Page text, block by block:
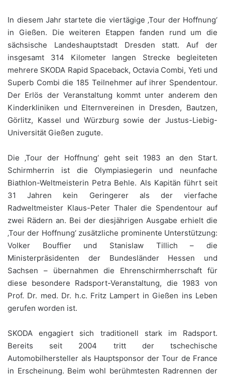
In diesem Jahr startete die viertägige ‚Tour der Hoffnung‘
in Gießen. Die weiteren Etappen fanden rund um die
sächsische Landeshauptstadt Dresden statt. Auf der
insgesamt 314 Kilometer langen Strecke begleiteten
mehrere SKODA Rapid Spaceback, Octavia Combi, Yeti und
Superb Combi die 185 Teilnehmer auf ihrer Spendentour.
Der Erlös der Veranstaltung kommt unter anderem den
Kinderkliniken und Elternvereinen in Dresden, Bautzen,
Görlitz, Kassel und Würzburg sowie der Justus-Liebig-
Universität Gießen zugute.
Die ‚Tour der Hoffnung‘ geht seit 1983 an den Start.
Schirmherrin ist die Olympiasiegerin und neunfache
Biathlon-Weltmeisterin Petra Behle. Als Kapitän führt seit
31 Jahren kein Geringerer als der vierfache
Radweltmeister Klaus-Peter Thaler die Spendentour auf
zwei Rädern an. Bei der diesjährigen Ausgabe erhielt die
‚Tour der Hoffnung‘ zusätzliche prominente Unterstützung:
Volker Bouffier und Stanislaw Tillich – die
Ministerpräsidenten der Bundesländer Hessen und
Sachsen – übernahmen die Ehrenschirmherrschaft für
diese besondere Radsport-Veranstaltung, die 1983 von
Prof. Dr. med. Dr. h.c. Fritz Lampert in Gießen ins Leben
gerufen worden ist.
SKODA engagiert sich traditionell stark im Radsport.
Bereits seit 2004 tritt der tschechische
Automobilhersteller als Hauptsponsor der Tour de France
in Erscheinung. Beim wohl berühmtesten Radrennen der